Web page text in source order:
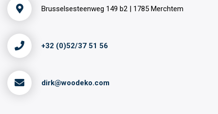
Brusselsesteenweg 149 b2 | 1785 Merchtem
+32 (0)52/37 51 56
dirk@woodeko.com